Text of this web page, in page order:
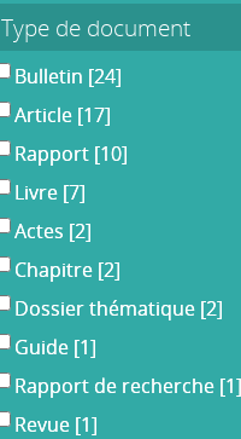
Type de document
Bulletin [24]
Article [17]
Rapport [10]
Livre [7]
Actes [2]
Chapitre [2]
Dossier thématique [2]
Guide [1]
Rapport de recherche [1]
Revue [1]